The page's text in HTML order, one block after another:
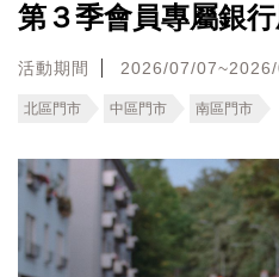
第３季會員專屬銀
活動期間 2026/07/
北區門市 中區門市 南區門市